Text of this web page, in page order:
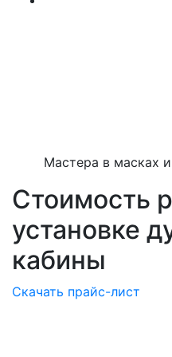
Мастера в масках
Стоимость
установке
кабины
Скачать прайс-лист